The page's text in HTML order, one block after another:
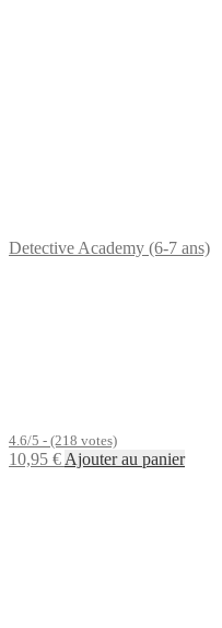
Detective Academy (6-7 ans)
4.6/5 - (218 votes)
10,95 €Ajouter au panier